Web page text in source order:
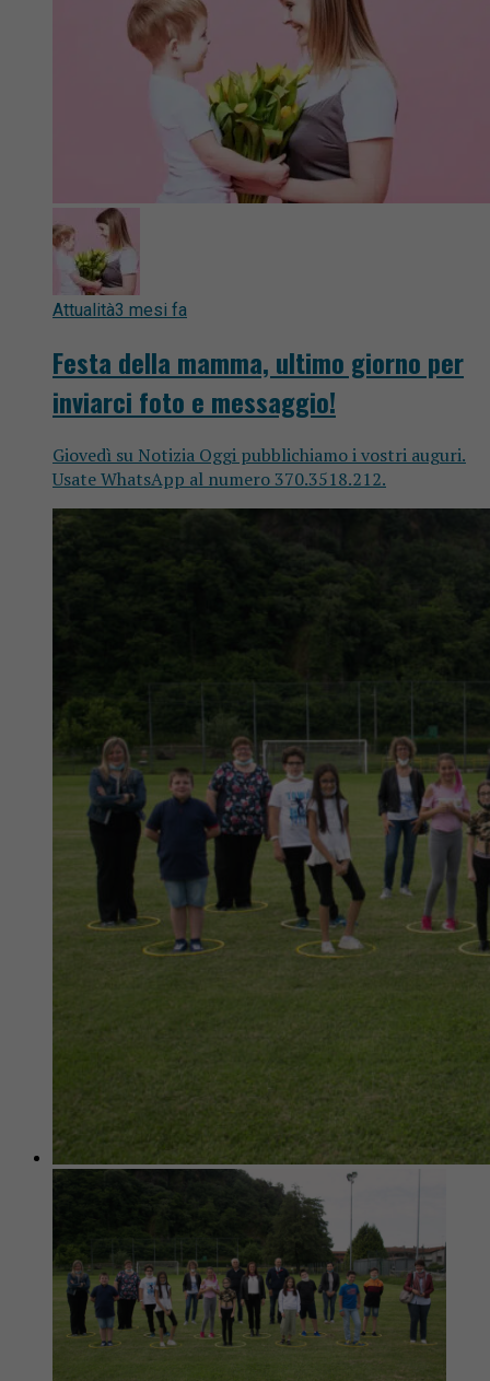
Attualità3 mesi fa
Festa della mamma, ultimo giorno per
inviarci foto e messaggio!
Giovedì su Notizia Oggi pubblichiamo i vostri auguri.
Usate WhatsApp al numero 370.3518.212.